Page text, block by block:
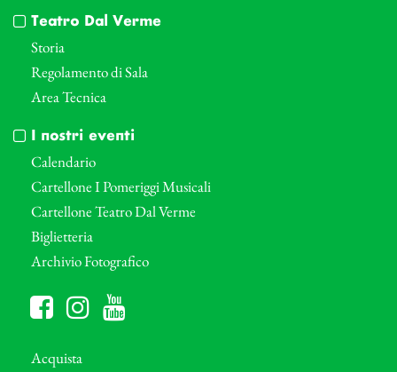
Teatro Dal Verme
Storia
Regolamento di Sala
Area Tecnica
I nostri eventi
Calendario
Cartellone I Pomeriggi Musicali
Cartellone Teatro Dal Verme
Biglietteria
Archivio Fotografico
Acquista